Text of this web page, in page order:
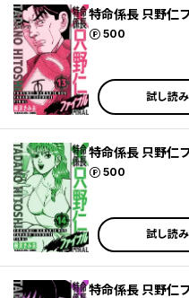
特命係長 只野
500
ポイント
試し読み
特命係長 只野
500
ポイント
試し読み
特命係長 只野